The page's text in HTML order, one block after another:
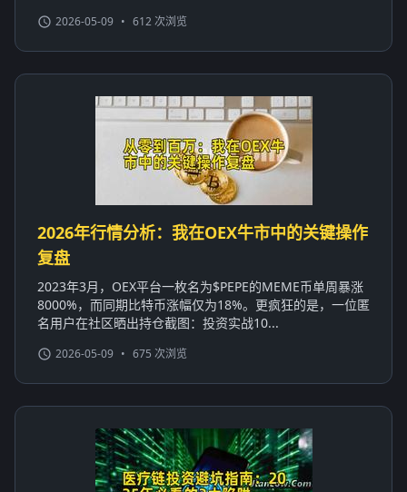
2026-05-09 • 612 次浏览
2026年行情分析：我在OEX牛市中的关键操作
复盘
2023年3月，OEX平台一枚名为$PEPE的MEME币单周暴涨
8000%，而同期比特币涨幅仅为18%。更疯狂的是，一位匿
名用户在社区晒出持仓截图：投资实战10...
2026-05-09 • 675 次浏览